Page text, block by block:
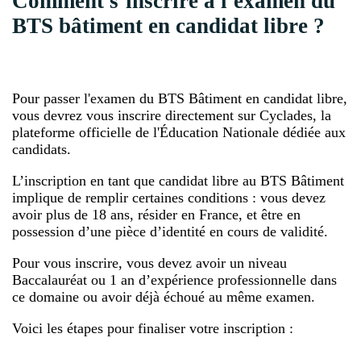
BTS bâtiment en candidat libre ?
Pour passer l'examen du BTS Bâtiment en candidat libre,
vous devrez vous inscrire directement sur Cyclades, la
plateforme officielle de l'Éducation Nationale dédiée aux
candidats.
L’inscription en tant que candidat libre au BTS Bâtiment
implique de remplir certaines conditions : vous devez
avoir plus de 18 ans, résider en France, et être en
possession d’une pièce d’identité en cours de validité.
Pour vous inscrire, vous devez avoir un niveau
Baccalauréat ou 1 an d’expérience professionnelle dans
ce domaine ou avoir déjà échoué au même examen.
Voici les étapes pour finaliser votre inscription :